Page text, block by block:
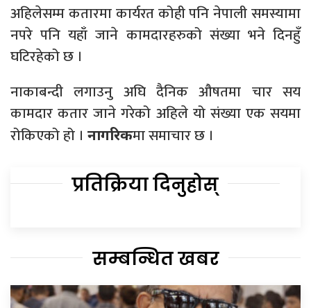
अहिलेसम्म कतारमा कार्यरत कोही पनि नेपाली समस्यामा
नपरे पनि यहाँ जाने कामदारहरुको संख्या भने दिनहुँ
घटिरहेको छ ।
नाकाबन्दी लगाउनु अघि दैनिक औषतमा चार सय
कामदार कतार जाने गरेको अहिले यो संख्या एक सयमा
रोकिएको हो । नागरिकमा समाचार छ ।
प्रतिक्रिया दिनुहोस्
सम्बन्धित खबर